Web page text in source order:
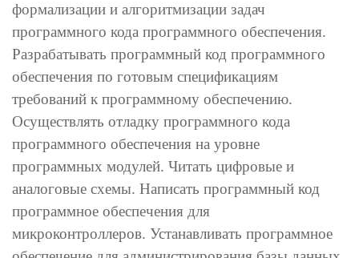
формализации и алгоритмизации задач
программного кода программного обеспечения.
Разрабатывать программный код программного
обеспечения по готовым спецификациям
требований к программному обеспечению.
Осуществлять отладку программного кода
программного обеспечения на уровне
программных модулей. Читать цифровые и
аналоговые схемы. Написать программный код
программное обеспечения для
микроконтроллеров. Устанавливать программное